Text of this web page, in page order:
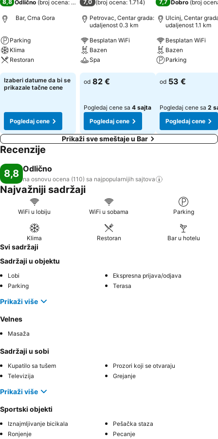
8,8 Odlično (broj ocena: 110)
Bar, Crna Gora
Parking
Klima
Restoran
Pogledaj cene
Izaberi datume da bi se
prikazale tačne cene
Pogledaj cene
7,0 (broj ocena: 1.714)
Petrovac, Centar grada:
udaljenost 0.3 km
Besplatan WiFi
Bazen
Spa
Pogledaj cene
od 82 €
Pogledaj cene sa 4 sajta
Pogledaj cene
7,7 Dobro (broj
Ulcinj, Centar
udaljenost 1.1 km
Besplatan WiFi
Bazen
Parking
Pogledaj cene
od 53 €
Pogledaj cene sa 2
Pogledaj cene
Prikaži sve smeštaje u Bar
Recenzije
8,8 Odlično
na osnovu ocena (110) sa najpopularnijih sajtova
Najvažniji sadržaji
WiFi u lobiju WiFi u sobama Parking
Klima Restoran Bar u hotelu
Svi sadržaji
Sadržaji u objektu
Lobi
Ekspresna prijava/odjava
Parking
Terasa
Prikaži više
Velnes
Masaža
Sadržaji u sobi
Kupatilo sa tušem
Prozori koji se otvaraju
Televizija
Grejanje
Prikaži više
Sportski objekti
Iznajmljivanje bicikala
Pešačka staza
Ronjenje
Pecanje